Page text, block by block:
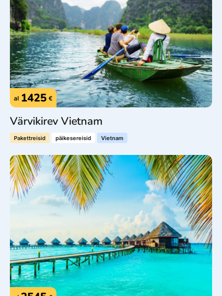
al 1425 €
Värvikirev Vietnam
Pakettreisid päikesereisid Vietnam